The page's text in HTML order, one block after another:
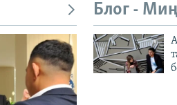
Блог -